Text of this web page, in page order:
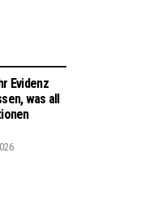
Evidenz
was all